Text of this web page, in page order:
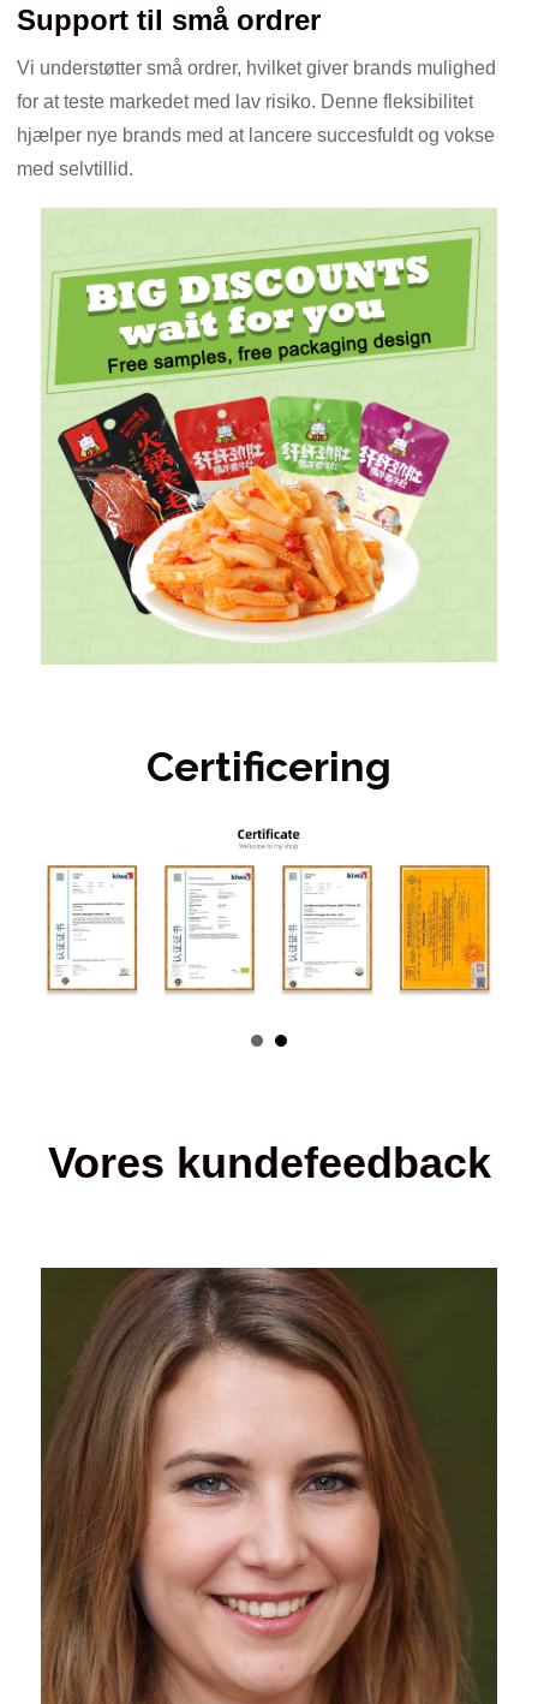
Support til små ordrer
Vi understøtter små ordrer, hvilket giver brands mulighed
for at teste markedet med lav risiko. Denne fleksibilitet
hjælper nye brands med at lancere succesfuldt og vokse
med selvtillid.
Certificering
Vores kundefeedback